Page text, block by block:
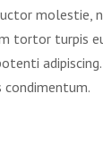
molestie,
tortor turpis